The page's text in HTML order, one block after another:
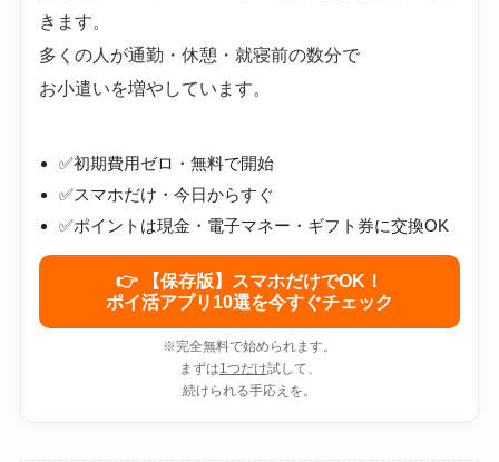
きます。
多くの人が通勤・休憩・就寝前の数分で
お小遣いを増やしています。
✅初期費用ゼロ・無料で開始
✅スマホだけ・今日からすぐ
✅ポイントは現金・電子マネー・ギフト券に交換OK
👉 【保存版】スマホだけでOK！
ポイ活アプリ10選を今すぐチェック
※完全無料で始められます。
まずは1つだけ試して、
続けられる手応えを。